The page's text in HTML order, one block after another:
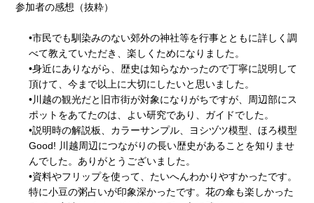
参加者の感想（抜粋）
•市民でも馴染みのない郊外の神社等を行事とともに詳しく調
べて教えていただき、楽しくためになりました。
•身近にありながら、歴史は知らなかったので丁寧に説明して
頂けて、今まで以上に大切にしたいと思いました。
•川越の観光だと旧市街が対象になりがちですが、周辺部にス
ポットをあてたのは、よい研究であり、ガイドでした。
•説明時の解説板、カラーサンプル、ヨシヅツ模型、ほろ模型
Good! 川越周辺につながりの長い歴史があることを知りませ
んでした。ありがとうございました。
•資料やフリップを使って、たいへんわかりやすかったです。
特に小豆の粥占いが印象深かったです。花の傘も楽しかった